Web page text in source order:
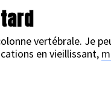
vertébrale. Je
en vieillissant,